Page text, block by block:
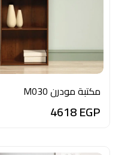
مكتبة مودرن M030
4618EGP